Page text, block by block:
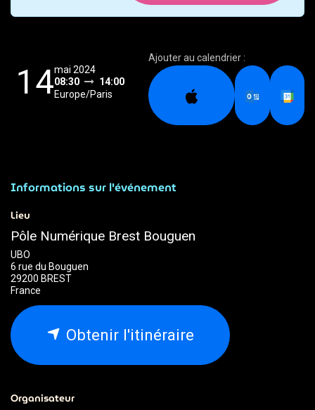
14mai 2024
08:30
14:00
Europe/Paris
Ajouter au calendrier :
Informations sur l'événement
Lieu
Pôle Numérique Brest Bouguen
UBO
6 rue du Bouguen
29200 BREST
France
Obtenir l'itinéraire
Organisateur